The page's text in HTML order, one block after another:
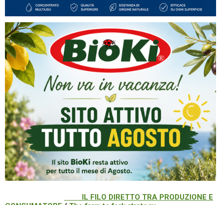
IL FILO DIRETTO TRA PRODUZIONE E